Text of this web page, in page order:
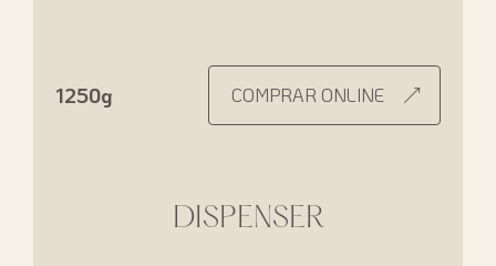
1250g COMPRAR ONLINE
DISPENSER